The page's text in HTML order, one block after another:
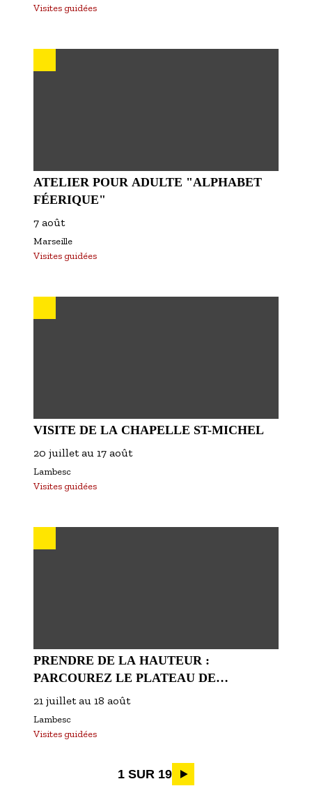
Visites guidées
ATELIER POUR ADULTE "ALPHABET
FÉERIQUE"
7 août
Marseille
Visites guidées
VISITE DE LA CHAPELLE ST-MICHEL
20 juillet au 17 août
Lambesc
Visites guidées
PRENDRE DE LA HAUTEUR :
PARCOUREZ LE PLATEAU DE
MANIVERT !
21 juillet au 18 août
Lambesc
Visites guidées
Pagination
1 SUR 19